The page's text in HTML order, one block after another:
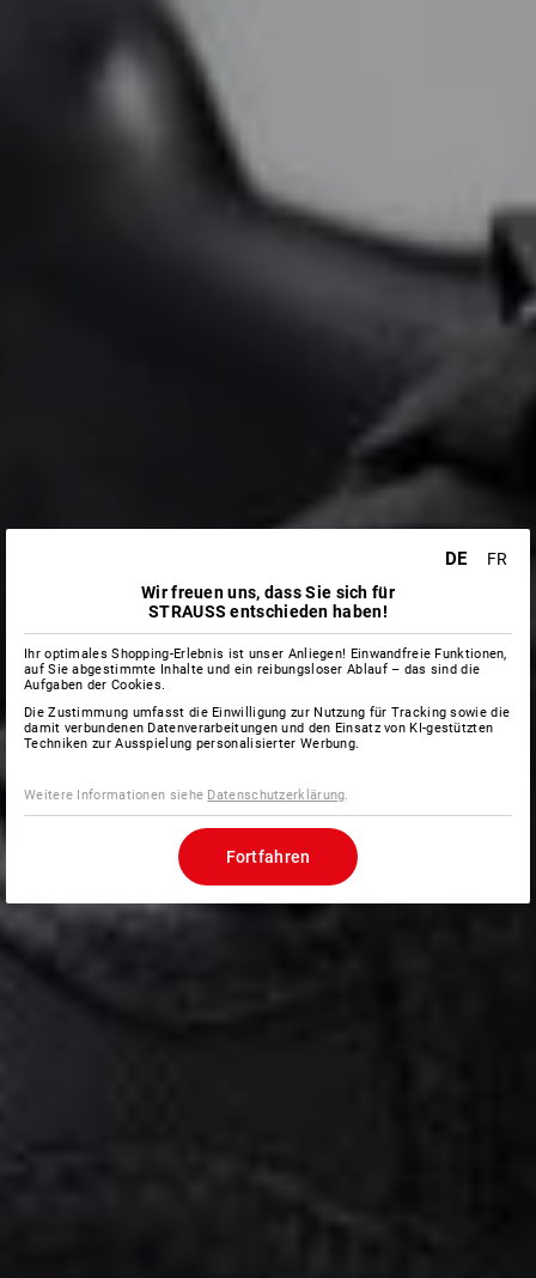
DE
FR
Wir freuen uns, dass Sie sich für
STRAUSS entschieden haben!
Ihr optimales Shopping-Erlebnis ist unser Anliegen! Einwandfreie Funktionen,
auf Sie abgestimmte Inhalte und ein reibungsloser Ablauf – das sind die
Aufgaben der Cookies.
Die Zustimmung umfasst die Einwilligung zur Nutzung für Tracking sowie die
damit verbundenen Datenverarbeitungen und den Einsatz von KI-gestützten
Techniken zur Ausspielung personalisierter Werbung.
Weitere Informationen siehe Datenschutzerklärung
Fortfahren